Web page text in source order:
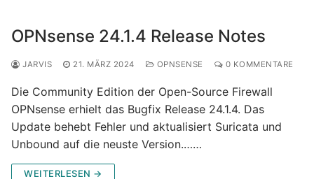
OPNsense 24.1.4 Release Notes
JARVIS 21. MÄRZ 2024 OPNSENSE 0 KOMMENTARE
Die Community Edition der Open-Source Firewall
OPNsense erhielt das Bugfix Release 24.1.4. Das
Update behebt Fehler und aktualisiert Suricata und
Unbound auf die neuste Version.……
WEITERLESEN →